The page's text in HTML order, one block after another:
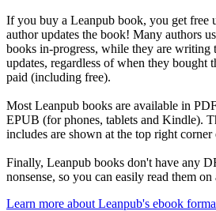
If you buy a Leanpub book, you get free
author updates the book! Many authors
books in-progress, while they are writing
updates, regardless of when they bought
paid (including free).
Most Leanpub books are available in
EPUB (for phones, tablets and Kindle).
includes are shown at the top right corner
Finally, Leanpub books don't have any
nonsense, so you can easily read them
Learn more about Leanpub's ebook